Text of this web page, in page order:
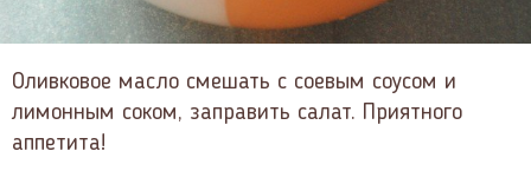
Оливковое масло смешать с соевым соусом и
лимонным соком, заправить салат. Приятного
аппетита!